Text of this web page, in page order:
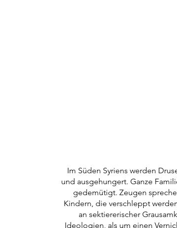
Im Süden Syriens werden
und ausgehungert. Ganze
gedemütigt. Zeugen
Kindern, die verschleppt
an sektiererischer
Ideologien, als um einen